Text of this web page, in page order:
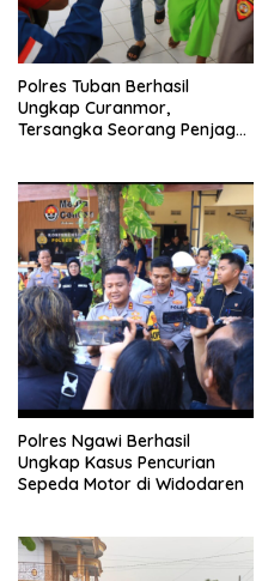
Polres Tuban Berhasil
Ungkap Curanmor,
Tersangka Seorang Penjaga
Polres Ngawi Berhasil
Ungkap Kasus Pencurian
Sepeda Motor di Widodaren